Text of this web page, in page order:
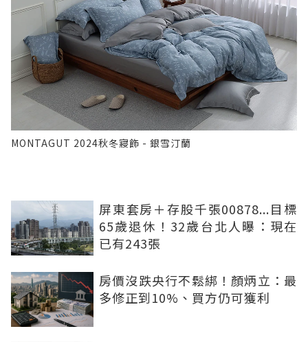
MONTAGUT 2024秋冬寢飾 - 銀雪汀蘭
屏東套房＋存股千張00878...目標
65歲退休！32歲台北人曝：現在
已有243張
房價沒跌央行不鬆綁！顏炳立：最
多修正到10%、買方仍可獲利